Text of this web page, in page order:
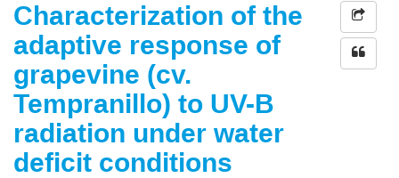
Characterization of the
adaptive response of
grapevine (cv.
Tempranillo) to UV-B
radiation under water
deficit conditions